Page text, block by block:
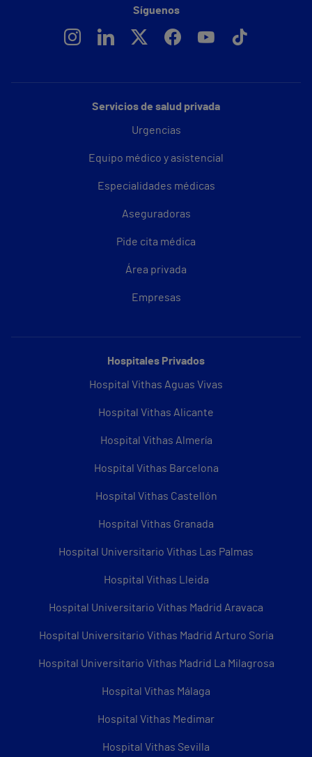
Servicios de salud privada
Urgencias
Equipo médico y asistencial
Especialidades médicas
Aseguradoras
Pide cita médica
Área privada
Empresas
Hospitales Privados
Hospital Vithas Aguas Vivas
Hospital Vithas Alicante
Hospital Vithas Almería
Hospital Vithas Barcelona
Hospital Vithas Castellón
Hospital Vithas Granada
Hospital Universitario Vithas Las Palmas
Hospital Vithas Lleida
Hospital Universitario Vithas Madrid Aravaca
Hospital Universitario Vithas Madrid Arturo Soria
Hospital Universitario Vithas Madrid La Milagrosa
Hospital Vithas Málaga
Hospital Vithas Medimar
Hospital Vithas Sevilla
Síguenos